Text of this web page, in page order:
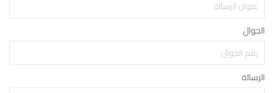
الجوال
الرسالة